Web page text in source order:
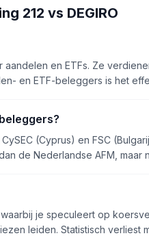
212 vs DEGIRO
en ETFs. Ze
en ETF-beleggers is het
(Cyprus) en FSC
de Nederlandse AFM,
je speculeert op
leiden. Statistisch verliest